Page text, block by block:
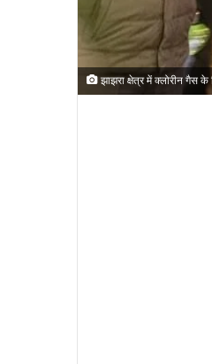
झाझरा क्षेत्र में क्लोरीन गैस